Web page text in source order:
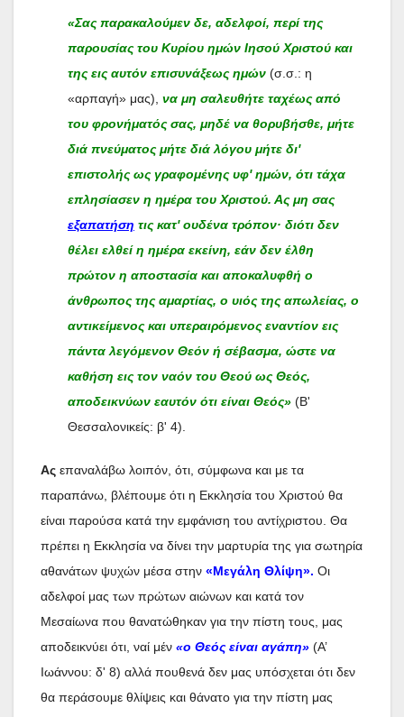
«Σας παρακαλούμεν δε, αδελφοί, περί της
παρουσίας του Κυρίου ημών Ιησού Χριστού και
της εις αυτόν επισυνάξεως ημών (σ.σ.: η
«αρπαγή» μας), να μη σαλευθήτε ταχέως από
του φρονήματός σας, μηδέ να θορυβήσθε, μήτε
διά πνεύματος μήτε διά λόγου μήτε δι'
επιστολής ως γραφομένης υφ' ημών, ότι τάχα
επλησίασεν η ημέρα του Χριστού. Ας μη σας
εξαπατήση τις κατ' ουδένα τρόπον· διότι δεν
θέλει ελθεί η ημέρα εκείνη, εάν δεν έλθη
πρώτον η αποστασία και αποκαλυφθή ο
άνθρωπος της αμαρτίας, ο υιός της απωλείας, ο
αντικείμενος και υπεραιρόμενος εναντίον εις
πάντα λεγόμενον Θεόν ή σέβασμα, ώστε να
καθήση εις τον ναόν του Θεού ως Θεός,
αποδεικνύων εαυτόν ότι είναι Θεός» (Β'
Θεσσαλονικείς: β' 4).
Ας επαναλάβω λοιπόν, ότι, σύμφωνα και με τα
παραπάνω, βλέπουμε ότι η Εκκλησία του Χριστού θα
είναι παρούσα κατά την εμφάνιση του αντίχριστου. Θα
πρέπει η Εκκλησία να δίνει την μαρτυρία της για σωτηρία
αθανάτων ψυχών μέσα στην «Μεγάλη Θλίψη». Οι
αδελφοί μας των πρώτων αιώνων και κατά τον
Μεσαίωνα που θανατώθηκαν για την πίστη τους, μας
αποδεικνύει ότι, ναί μέν «ο Θεός είναι αγάπη» (Α’
Ιωάννου: δ' 8) αλλά πουθενά δεν μας υπόσχεται ότι δεν
θα περάσουμε θλίψεις και θάνατο για την πίστη μας